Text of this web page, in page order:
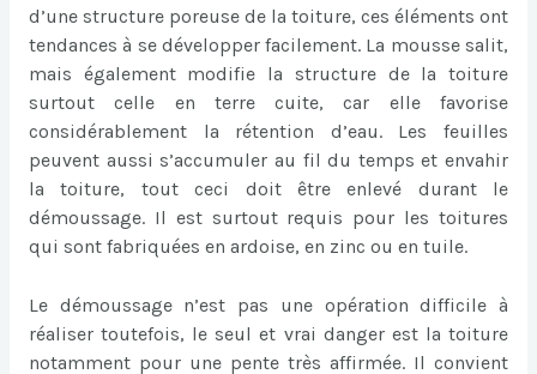
d’une structure poreuse de la toiture, ces éléments ont
tendances à se développer facilement. La mousse salit,
mais également modifie la structure de la toiture
surtout celle en terre cuite, car elle favorise
considérablement la rétention d’eau. Les feuilles
peuvent aussi s’accumuler au fil du temps et envahir
la toiture, tout ceci doit être enlevé durant le
démoussage. Il est surtout requis pour les toitures
qui sont fabriquées en ardoise, en zinc ou en tuile.
Le démoussage n’est pas une opération difficile à
réaliser toutefois, le seul et vrai danger est la toiture
notamment pour une pente très affirmée. Il convient